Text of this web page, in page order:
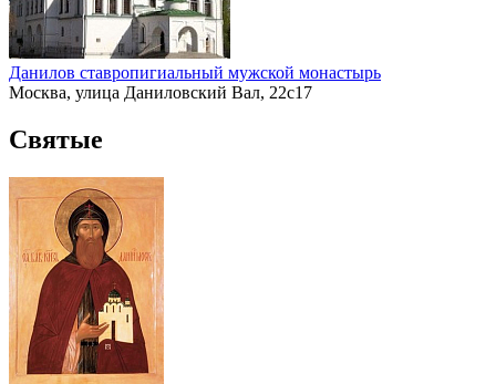
Данилов ставропигиальный мужской монастырь
Москва, улица Даниловский Вал, 22с17
Святые